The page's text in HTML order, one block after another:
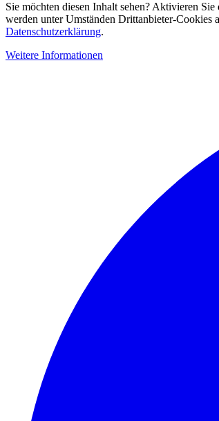
Sie möchten diesen Inhalt sehen? Aktivieren
werden unter Umständen Drittanbieter-Cookies
Datenschutzerklärung.
Weitere Informationen